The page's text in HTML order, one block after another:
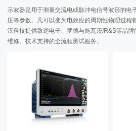
示波器是用于测量交流电或脉冲电信号波形的电
压等参数。凡可以变为电效应的周期性物理过程
汉科技提供致远电子、罗德与施瓦茨/R&S等品牌
维修、技术支持的全流程测试服务。